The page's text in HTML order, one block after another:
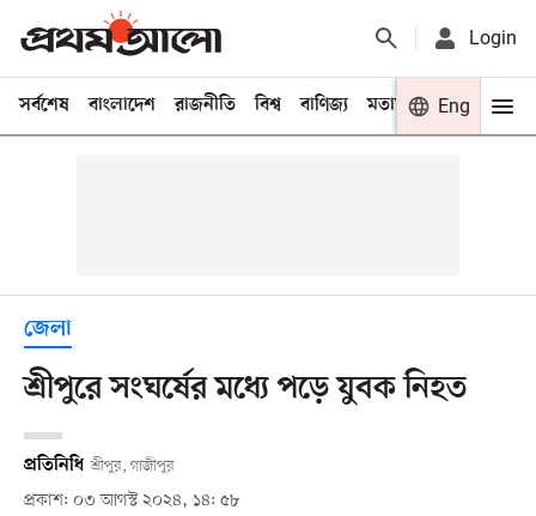
Login
সর্বশেষ বাংলাদেশ রাজনীতি বিশ্ব বাণিজ্য মতামত খেলা
Eng
জেলা
শ্রীপুরে সংঘর্ষের মধ্যে পড়ে যুবক নিহত
প্রতিনিধি শ্রীপুর, গাজীপুর
প্রকাশ: ০৩ আগস্ট ২০২৪, ১৪: ৫৮